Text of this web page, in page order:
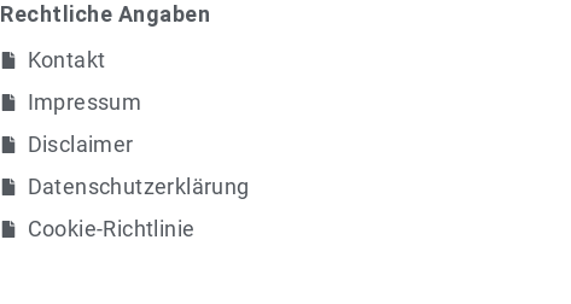
Rechtliche Angaben
Kontakt
Impressum
Disclaimer
Datenschutzerklärung
Cookie-Richtlinie